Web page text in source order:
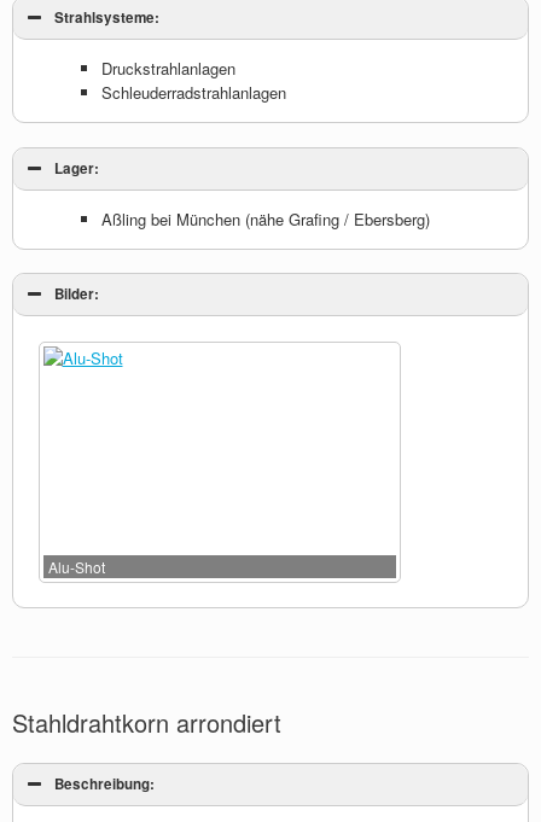
Strahlsysteme:
Druckstrahlanlagen
Schleuderradstrahlanlagen
Lager:
Aßling bei München (nähe Grafing / Ebersberg)
Bilder:
Alu-Shot
Stahldrahtkorn arrondiert
Beschreibung: